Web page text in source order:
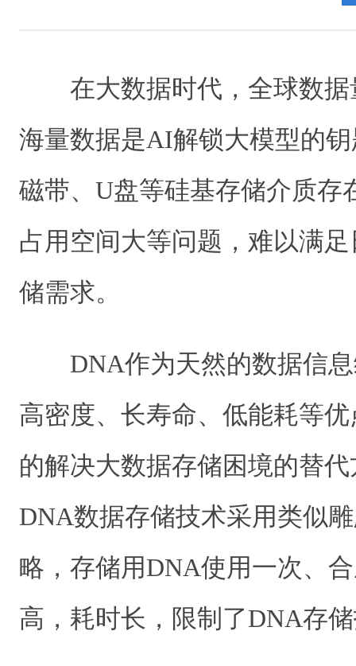
在大数据时代，全球数
海量数据是AI解锁大模型的
磁带、U盘等硅基存储介质存
占用空间大等问题，难以满
储需求。
DNA作为天然的数据信
高密度、长寿命、低能耗等
的解决大数据存储困境的替
DNA数据存储技术采用类似
略，存储用DNA使用一次、
高，耗时长，限制了DNA存